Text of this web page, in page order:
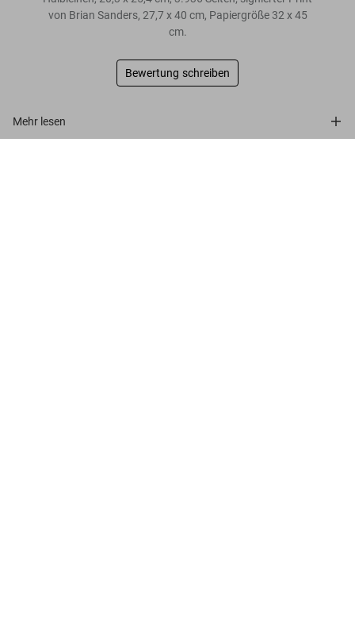
von Brian Sanders, 27,7 x 40 cm, Papiergröße 32 x 45
cm.
Bewertung schreiben
Mehr lesen